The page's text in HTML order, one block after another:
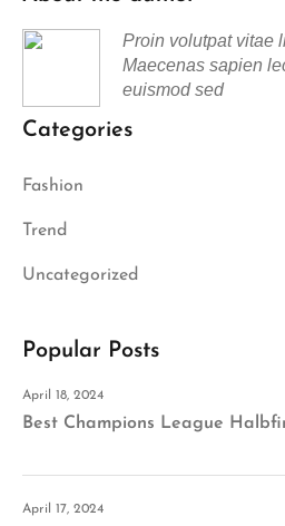
Proin volutpat vitae
Maecenas sapien
euismod sed
Categories
Fashion
Trend
Uncategorized
Popular Posts
April 18, 2024
Best Champions League
April 17, 2024